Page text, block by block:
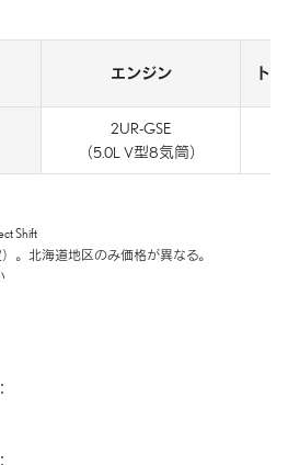
エンジン ト
2UR-GSE
（5.0L V型8気筒）
Shift
。 北海道地区のみ価格が異なる。